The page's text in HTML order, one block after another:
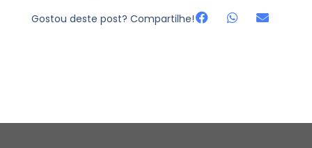
Gostou deste post? Compartilhe!